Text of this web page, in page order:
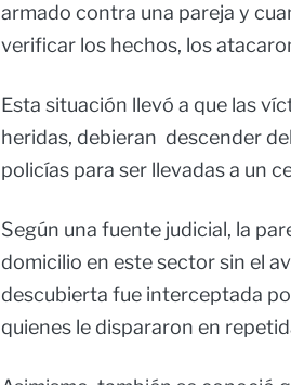
armado contra una pareja y
verificar los hechos, los
Esta situación llevó a que las
heridas, debieran descender
policías para ser llevadas a un
Según una fuente judicial, la
domicilio en este sector sin el
descubierta fue interceptada
quienes le dispararon en